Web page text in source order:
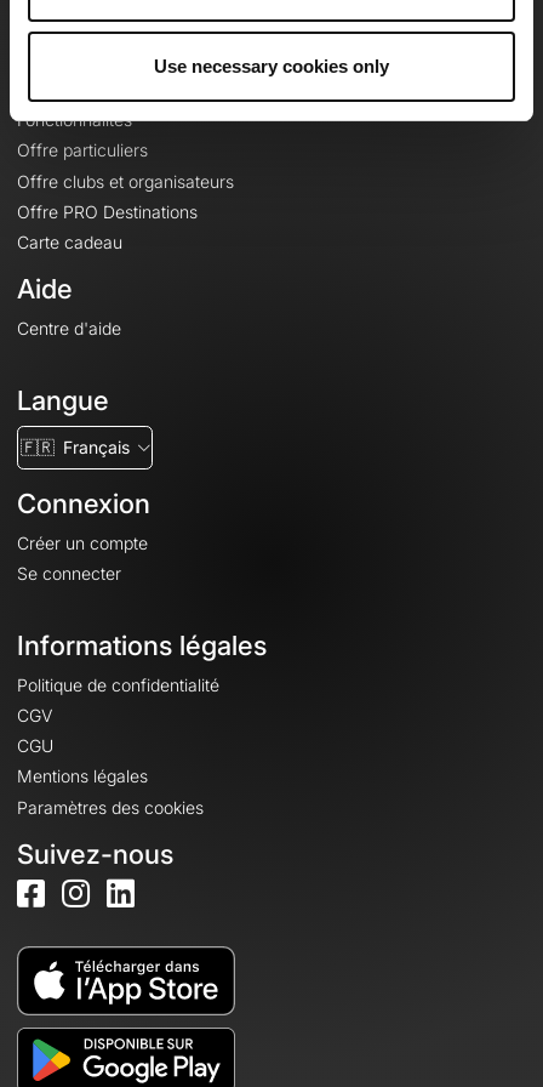
Use necessary cookies only
Fonctionnalités
Offre particuliers
Offre clubs et organisateurs
Offre PRO Destinations
Carte cadeau
Aide
Centre d'aide
Langue
🇫🇷 Français
Connexion
Créer un compte
Se connecter
Informations légales
Politique de confidentialité
CGV
CGU
Mentions légales
Paramètres des cookies
Suivez-nous